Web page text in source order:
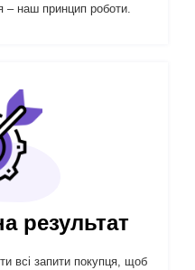
– наш принцип роботи.
результат
всі запити покупця, щоб